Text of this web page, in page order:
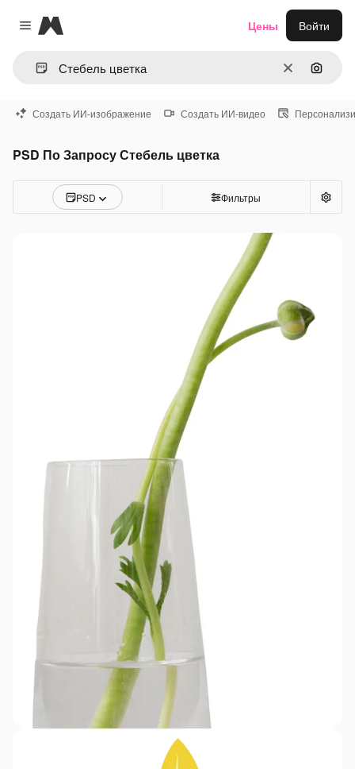
Close menu
Magnific
ОчиститьПоиск
Цены Войти
Создать ИИ-изображение Создать ИИ-видео
PSD По Запросу Стебель цветка
PSD Фильтры